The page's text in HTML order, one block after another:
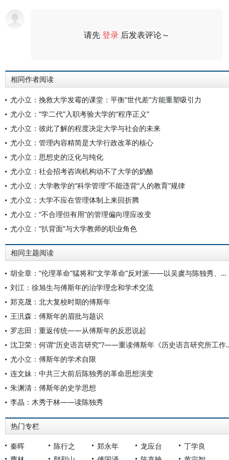
请先登录 后发表评论～
相同作者阅读
尤小立：挽救大学发霉的课堂：平衡“世代差”方能重塑吸引力
尤小立：“学二代”入职考验大学的“程序正义”
尤小立：彼此了解的程度决定大学与社会的未来
尤小立：管理内容精简是大学行政改革的核心
尤小立：思想史的泛化与纯化
尤小立：社会招考咨询机构动不了大学的奶酪
尤小立：大学教学的“科学管理”不能违背“人的教育”规律
尤小立：大学不应在管理体制上来回折腾
尤小立：“不合理但有用”的管理偏向理应改变
尤小立：“扒背面”与大学教师的职业角色
相同主题阅读
胡全章：“伦理革命”猛将和“文学革命”反对派——以吴虞与陈独秀、柳亚子的文学学术交往为中心
刘江：徐旭生与傅斯年的治学理念和学术交流
郑克晟：北大复校时期的傅斯年
王汎森：傅斯年的眉批与题识
罗志田：重返传统——从傅斯年的反思说起
沈卫荣：何谓“历史语
尤小立：傅斯年的学术自限
连文妹：中共三大前后陈独秀的革命思想演变
朱渊清：傅斯年的史学思想
李晶：木秀于林——读陈独秀
热门专栏
秦晖 陈行之 郑永年 龙应台
丁学良